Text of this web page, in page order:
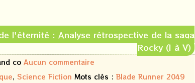
l'éternité : Analyse rétrospective de la saga
Rocky (I à V)
co Aucun commentaire
, Science Fiction Mots clés : Blade Runner 2049